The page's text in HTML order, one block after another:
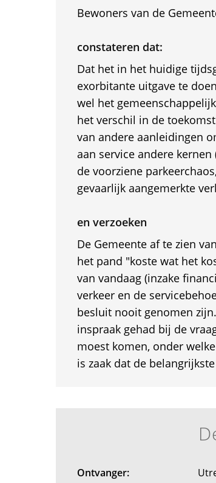
Bewoners van de
constateren dat:
Dat het in het huidige
exorbitante uitgave te
wel het
het verschil in de
van andere aanleidingen
aan service andere
de voorziene
gevaarlijk aangemerkte
en verzoeken
De Gemeente af te zien
het pand "koste wat het
van vandaag (inzake
verkeer en de
besluit nooit genomen
inspraak gehad bij de
moest komen, onder
is zaak dat de
Ontvanger: